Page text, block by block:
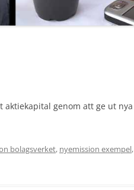
genom att ge ut nya
bolagsverket, nyemission exempel,